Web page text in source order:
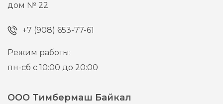
дом № 22
+7 (908) 653-77-61
Режим работы:
пн-сб с 10:00 до 20:00
ООО Тимбермаш Байкал